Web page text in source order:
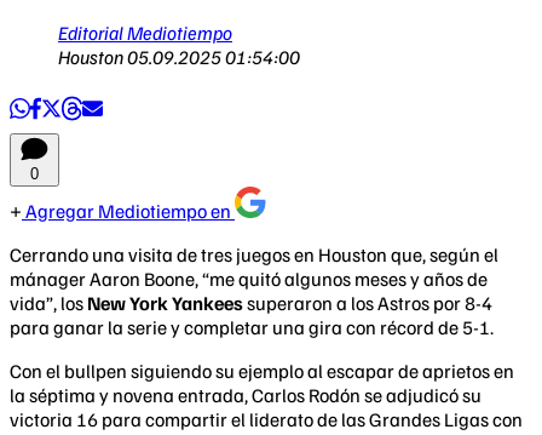
Editorial Mediotiempo
Houston05.09.2025 01:54:00
0
Agregar Mediotiempo en
Cerrando una visita de tres juegos en Houston que, según el
mánager Aaron Boone, “me quitó algunos meses y años de
vida”, los New York Yankeessuperaron a los Astros por 8-4
para ganar la serie y completar una gira con récord de 5-1.
Con el bullpen siguiendo su ejemplo al escapar de aprietos en
la séptima y novena entrada, Carlos Rodón se adjudicó su
victoria 16 para compartir el liderato de las Grandes Ligas con